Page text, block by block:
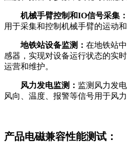
机械手臂控制和IO信号采集：
用于采集和控制机械手臂的运动和
地铁站设备监测： 在地铁站
感器，实现对设备运行状态的实
运营和维护。
风力发电监测： 监测风力发
风向、温度、报警等信号用于风
产品电磁兼容性能测试：